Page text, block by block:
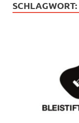
SCHLAGWORT: